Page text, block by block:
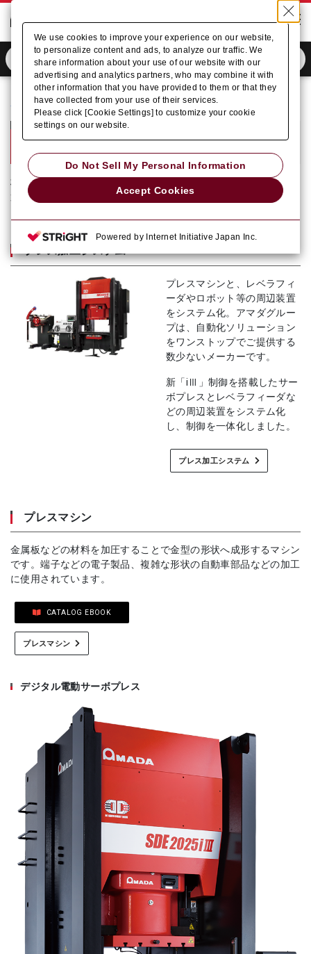
ホーム 商品情報 プレス自動化ソリューション (アマダプレスシステム)
プレス自動化ソリューション
アマダプレスシステム
株式会社アマダプレスシステムはプレスマシン、プレス周辺装
置、ばね成形機などを取り揃えています。
プレス加工システム
プレスマシンと、レベラフィ
ーダやロボット等の周辺装置
をシステム化。アマダグルー
プは、自動化ソリューション
をワンストップでご提供する
数少ないメーカーです。
新「iⅢ」制御を搭載したサー
ボプレスとレベラフィーダな
どの周辺装置をシステム化
し、制御を一体化しました。
プレス加工システム
プレスマシン
金属板などの材料を加圧することで金型の形状へ成形するマシン
です。端子などの電子製品、複雑な形状の自動車部品などの加工
に使用されています。
CATALOG EBOOK
プレスマシン
デジタル電動サーボプレス
We use cookies to improve your experience on our website,
to personalize content and ads, to analyze our traffic. We
share information about your use of our website with our
advertising and analytics partners, who may combine it with
other information that you have provided to them or that they
have collected from your use of their services.
Please click [Cookie Settings] to customize your cookie
settings on our website.
Do Not Sell My Personal Information
Accept Cookies
Powered by Internet Initiative Japan Inc.